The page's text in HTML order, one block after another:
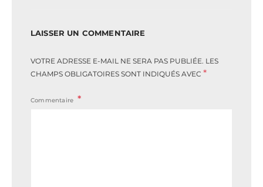
LAISSER UN COMMENTAIRE
VOTRE ADRESSE E-MAIL NE SERA PAS PUBLIÉE. LES
CHAMPS OBLIGATOIRES SONT INDIQUÉS AVEC *
Commentaire